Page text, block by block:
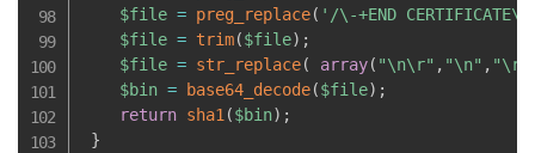
$file = preg_replace( '/\-+END
$file = trim($file) ;
$file = str_replace( array( "\n\r" , "\n" , "\r"
$bin = base64_decode($file) ;
return sha1 ($bin) ;
}